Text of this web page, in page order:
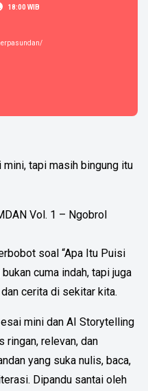
18:00 WIB
tapi masih bingung itu
Vol. 1 – Ngobrol
soal “Apa Itu Puisi
cuma indah, tapi juga
cerita di sekitar kita.
mini dan AI Storytelling
ringan, relevan, dan
yang suka nulis, baca,
Dipandu santai oleh